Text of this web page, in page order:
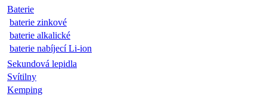
Baterie
baterie zinkové
baterie alkalické
baterie nabíjecí Li-ion
Sekundová lepidla
Svítilny
Kemping